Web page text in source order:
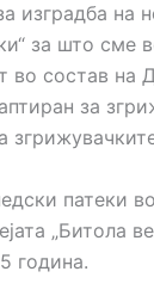
изградба на
за што сме
во состав на
за
патеки
„Битола
година.